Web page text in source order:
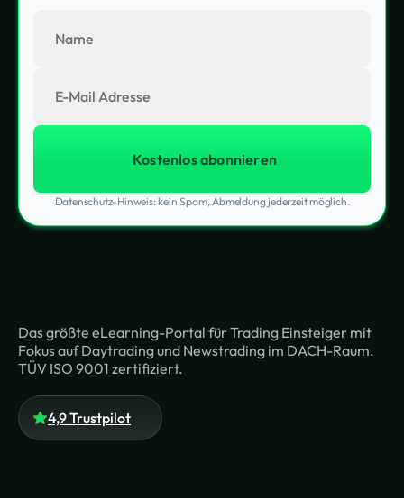
Datenschutz-Hinweis: kein Spam, Abmeldung jederzeit möglich.
Das größte eLearning-Portal für Trading Einsteiger mit
Fokus auf Daytrading und Newstrading im DACH-Raum.
TÜV ISO 9001 zertifiziert.
4,9 Trustpilot